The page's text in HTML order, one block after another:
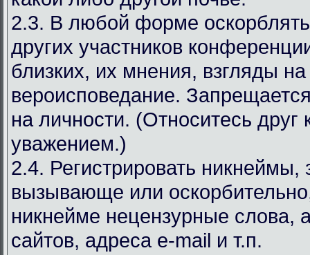
2.3. В любой форме
других участников
близких, их мнения, взгляды
вероисповедание.
на личности. (Относитесь друг
уважением.)
2.4. Регистрировать никнеймы,
вызывающе или
никнейме нецензурные слова,
сайтов, адреса e-mail и т.п.